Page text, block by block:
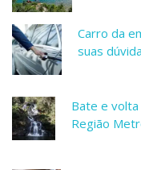
Carro da
suas
Bate e
Região